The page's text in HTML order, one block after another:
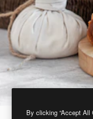
By clicking “Accept